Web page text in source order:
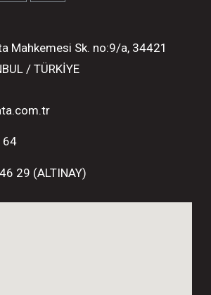
Mahkemesi Sk. no:9/a, 34421
/ TÜRKİYE
64
29 (ALTINAY)